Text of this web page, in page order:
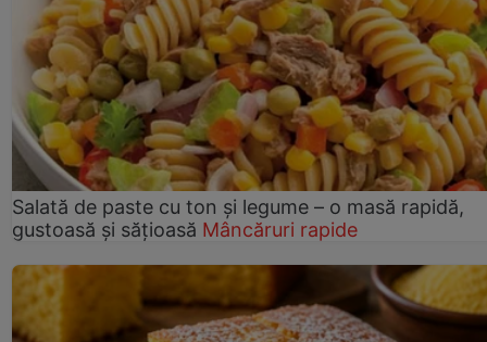
Salată de paste cu ton și legume – o masă rapidă,
gustoasă și sățioasă Mâncăruri rapide